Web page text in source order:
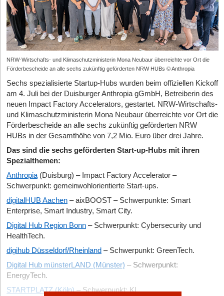
NRW-Wirtschafts- und Klimaschutzministerin Mona Neubaur überreichte vor Ort die
Förderbescheide an alle sechs zukünftig geförderten NRW HUBs © Anthropia
Sechs spezialisierte Startup-Hubs wurden beim offiziellen Kickoff
am 4. Juli bei der Duisburger Anthropia gGmbH, Betreiberin des
neuen Impact Factory Accelerators, gestartet. NRW-Wirtschafts-
und Klimaschutzministerin Mona Neubaur überreichte vor Ort die
Förderbescheide an alle sechs zukünftig geförderten NRW
HUBs in der Gesamthöhe von 7,2 Mio. Euro über drei Jahre.
Das sind die sechs geförderten Start-up-Hubs mit ihren
Spezialthemen:
Anthropia (Duisburg) – Impact Factory Accelerator –
Schwerpunkt: gemeinwohlorientierte Start-ups.
digitalHUB Aachen – aixBOOST – Schwerpunkte: Smart
Enterprise, Smart Industry, Smart City.
Digital Hub Region Bonn – Schwerpunkt: Cybersecurity und
HealthTech.
digihub Düsseldorf/Rheinland – Schwerpunkt: GreenTech.
Digital Hub münsterLAND (Münster) – Schwerpunkt:
EnergyTech.
STARTPLATZ (Köln)– Schwerpunkt: KI.